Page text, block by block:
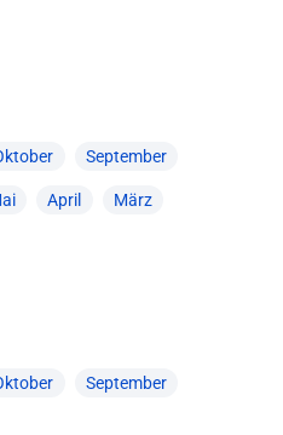
September
April März
September